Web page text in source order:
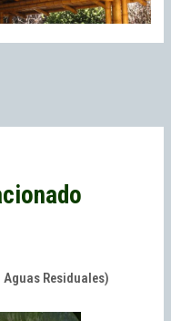
Residuales)